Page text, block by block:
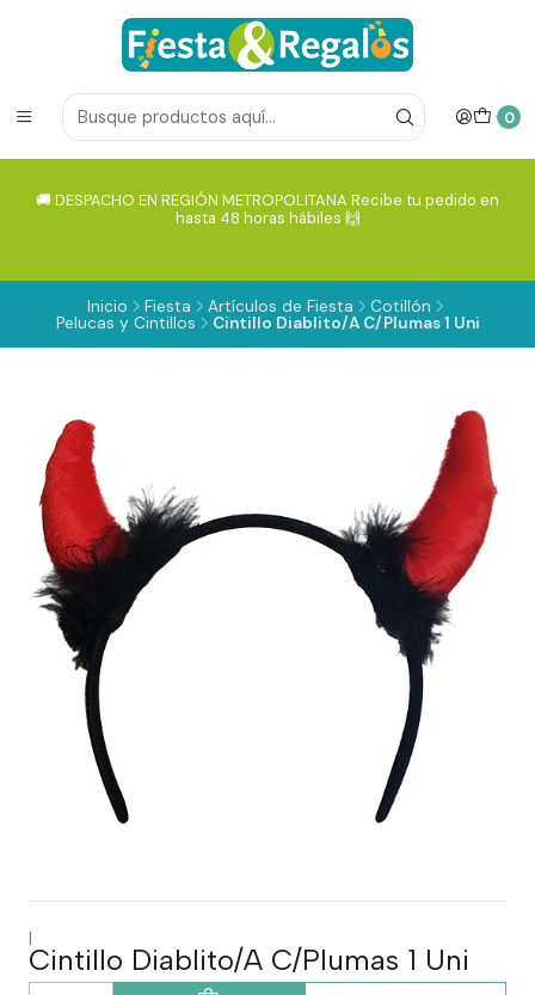
0
🚚 DESPACHO EN REGIÓN METROPOLITANA Recibe tu pedido en
hasta 48 horas hábiles 🙌
Inicio Fiesta Artículos de Fiesta
Cotillón
Pelucas y Cintillos
Cintillo Diablito/A C/Plumas 1 Uni
|
Cintillo Diablito/A C/Plumas 1 Uni